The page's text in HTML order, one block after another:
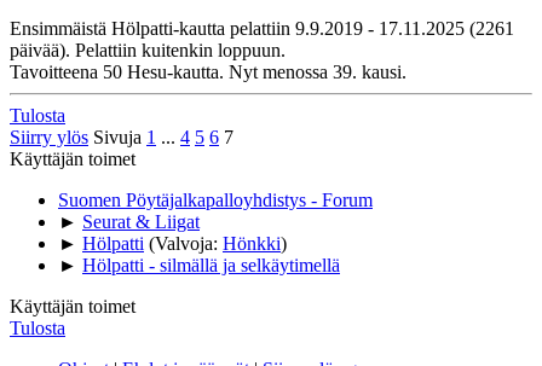
Ensimmäistä Hölpatti-kautta pelattiin 9.9.2019 - 17.11.2025 (2261
päivää). Pelattiin kuitenkin loppuun.
Tavoitteena 50 Hesu-kautta. Nyt menossa 39. kausi.
Tulosta
Siirry ylös Sivuja 1 ... 4 5 6 7
Käyttäjän toimet
Suomen Pöytäjalkapalloyhdistys - Forum
► Seurat & Liigat
► Hölpatti (Valvoja: Hönkki)
► Hölpatti - silmällä ja selkäytimellä
Käyttäjän toimet
Tulosta